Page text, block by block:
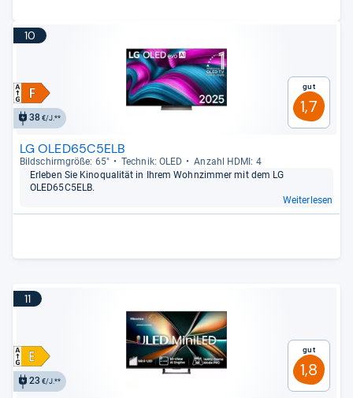
10
38€/J.**
Gut
1,7
LG OLED65C5ELB
Bild­schirm­größe: 65" Tech­nik: OLED
Anzahl HDMI: 4
Erle­ben Sie Kino­qua­li­tät in Ihrem Wohn­zim­mer mit dem LG
OLED65C5ELB.
Weiterlesen
11
23 €/J.**
Gut
1,8